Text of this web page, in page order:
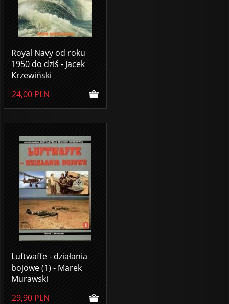
Royal Navy od roku
1950 do dziś - Jacek
Krzewiński
24,00 PLN
Luftwaffe - działania
bojowe (1) - Marek
Murawski
29,90 PLN